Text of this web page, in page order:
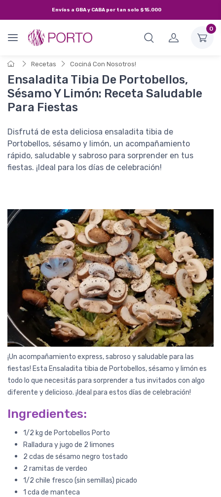
Envíos a GBA y CABA por tan solo $15.000
0
Recetas Cociná Con Nosotros!
Ensaladita Tibia De Portobellos,
Sésamo Y Limón: Receta Saludable
Para Fiestas
Disfrutá de esta deliciosa ensaladita tibia de
Portobellos, sésamo y limón, un acompañamiento
rápido, saludable y sabroso para sorprender en tus
fiestas. ¡Ideal para los días de celebración!
¡Un acompañamiento express, sabroso y saludable para las
fiestas! Esta Ensaladita tibia de Portobellos, sésamo y limón es
todo lo que necesitás para sorprender a tus invitados con algo
diferente y delicioso. ¡Ideal para estos días de celebración!
Ingredientes:
1/2 kg de Portobellos Porto
Ralladura y jugo de 2 limones
2 cdas de sésamo negro tostado
2 ramitas de verdeo
1/2 chile fresco (sin semillas) picado
1 cda de manteca
Champi + Porto + Girgolas